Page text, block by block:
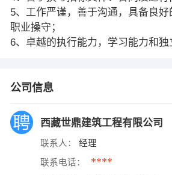
5、工作严谨，善于沟通，具备良好
职业操守；
6、卓越的执行能力，学习能力和独
公司信息
西藏世鼎建筑工程有限公司
联系人： 经理
联系电话： ****